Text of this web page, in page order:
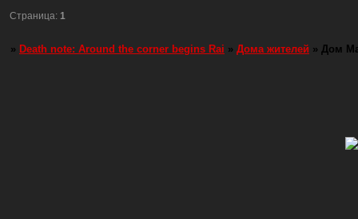
Страница:1
» Death note: Around the corner begins Rai » Дома жителей » Дом